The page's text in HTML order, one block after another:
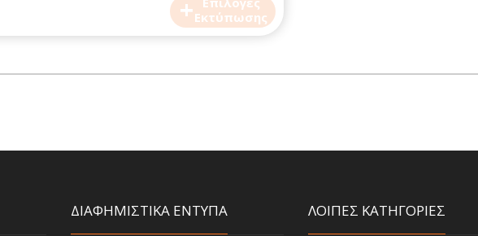
+Εκτύπωσης
ΔΙΑΦΗΜΙΣΤΙΚΑ ΕΝΤΥΠΑ ΛΟΙΠΕΣ ΚΑΤΗΓΟΡΙΕΣ